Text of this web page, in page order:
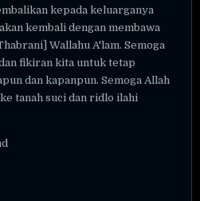
kepada keluarganya
kembali dengan membawa
Wallahu A'lam. Semoga
fikiran kita untuk tetap
dan kapanpun. Semoga Allah
tanah suci dan ridlo ilahi.